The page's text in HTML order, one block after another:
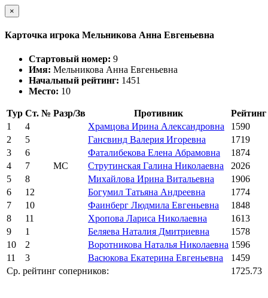
×
Карточка игрока Мельникова Анна Евгеньевна
Стартовый номер: 9
Имя: Мельникова Анна Евгеньевна
Начальный рейтинг: 1451
Место: 10
Тур Ст. № Разр/Зв Противник
Рейтинг
1
4 Храмцова Ирина Александровна
1590
2
5 Гансвинд Валерия Игоревна
1719
3
6 Фаталибекова Елена Абрамовна
1874
4
7 МС Струтинская Галина Николаевна
2026
5
8 Михайлова Ирина Витальевна
1906
6
12 Богумил Татьяна Андреевна
1774
7
10 Фаинберг Людмила Евгеньевна
1848
8
11 Хропова Лариса Николаевна
1613
9
1 Беляева Наталия Дмитриевна
1578
10
2 Воротникова Наталья Николаевна 1596
11
3 Васюкова Екатерина Евгеньевна
1459
Ср. рейтинг соперников:
1725.73